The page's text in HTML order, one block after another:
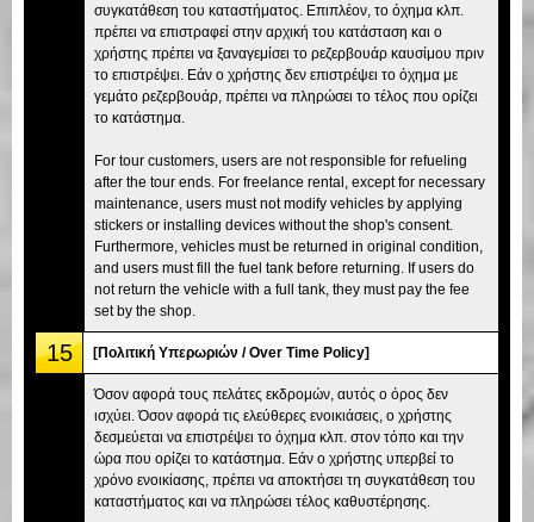
συγκατάθεση του καταστήματος. Επιπλέον, το όχημα κλπ.
πρέπει να επιστραφεί στην αρχική του κατάσταση και ο
χρήστης πρέπει να ξαναγεμίσει το ρεζερβουάρ καυσίμου πριν
το επιστρέψει. Εάν ο χρήστης δεν επιστρέψει το όχημα με
γεμάτο ρεζερβουάρ, πρέπει να πληρώσει το τέλος που ορίζει
το κατάστημα.
For tour customers, users are not responsible for refueling
after the tour ends. For freelance rental, except for necessary
maintenance, users must not modify vehicles by applying
stickers or installing devices without the shop's consent.
Furthermore, vehicles must be returned in original condition,
and users must fill the fuel tank before returning. If users do
not return the vehicle with a full tank, they must pay the fee
set by the shop.
15 [Πολιτική Υπερωριών / Over Time Policy]
Όσον αφορά τους πελάτες εκδρομών, αυτός ο όρος δεν
ισχύει. Όσον αφορά τις ελεύθερες ενοικιάσεις, ο χρήστης
δεσμεύεται να επιστρέψει το όχημα κλπ. στον τόπο και την
ώρα που ορίζει το κατάστημα. Εάν ο χρήστης υπερβεί το
χρόνο ενοικίασης, πρέπει να αποκτήσει τη συγκατάθεση του
καταστήματος και να πληρώσει τέλος καθυστέρησης.